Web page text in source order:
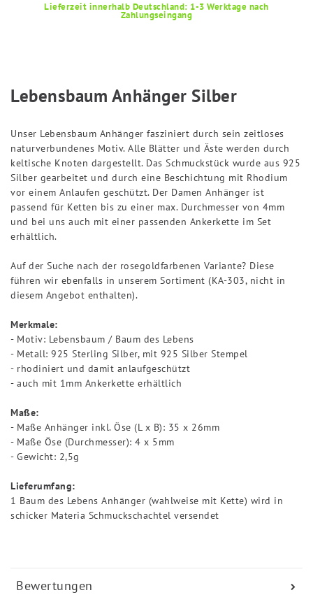
Lieferzeit innerhalb Deutschland: 1-3 Werktage nach
Zahlungseingang
Bewertungen
Lebensbaum Anhänger Silber
Unser Lebensbaum Anhänger fasziniert durch sein zeitloses
naturverbundenes Motiv. Alle Blätter und Äste werden durch
keltische Knoten dargestellt. Das Schmuckstück wurde aus 925
Silber gearbeitet und durch eine Beschichtung mit Rhodium
vor einem Anlaufen geschützt. Der Damen Anhänger ist
passend für Ketten bis zu einer max. Durchmesser von 4mm
und bei uns auch mit einer passenden Ankerkette im Set
erhältlich.
Auf der Suche nach der rosegoldfarbenen Variante? Diese
führen wir ebenfalls in unserem Sortiment (KA-303, nicht in
diesem Angebot enthalten).
Merkmale:
- Motiv: Lebensbaum / Baum des Lebens
- Metall: 925 Sterling Silber, mit 925 Silber Stempel
- rhodiniert und damit anlaufgeschützt
- auch mit 1mm Ankerkette erhältlich
Maße:
- Maße Anhänger inkl. Öse (L x B): 35 x 26mm
- Maße Öse (Durchmesser): 4 x 5mm
- Gewicht: 2,5g
Lieferumfang:
1 Baum des Lebens Anhänger (wahlweise mit Kette) wird in
schicker Materia Schmuckschachtel versendet